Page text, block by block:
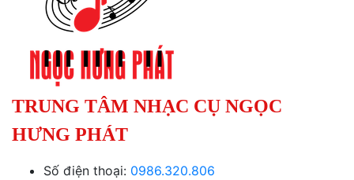
TRUNG TÂM NHẠC CỤ NGỌC
HƯNG PHÁT
Số điện thoại: 0986.320.806